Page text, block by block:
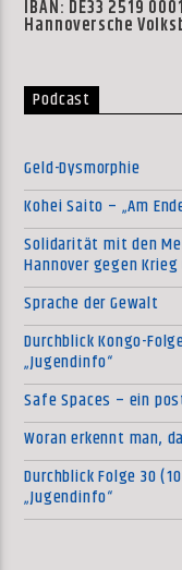
IBAN: DE33 2519
Hannoversche
Podcast
Geld-Dysmorphie
Kohei Saito – „Am
Solidarität mit den
Hannover gegen
Sprache der Gewalt
Durchblick Kongo-
„Jugendinfo“
Safe Spaces – ein
Woran erkennt man,
Durchblick Folge 30
„Jugendinfo“